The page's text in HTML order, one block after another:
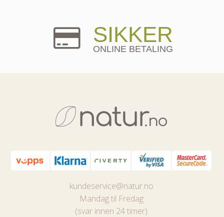
SIKKER
ONLINE BETALING
kundeservice@natur.no
Mandag til Fredag
(svar innen 24 timer)